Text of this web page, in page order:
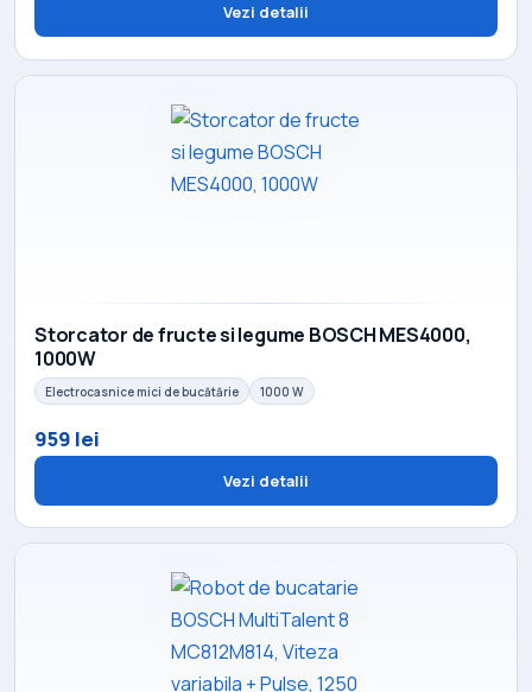
Vezi detalii
Storcator de fructe si legume BOSCH MES4000,
1000W
Electrocasnice mici de bucătărie 1000 W
959 lei
Vezi detalii